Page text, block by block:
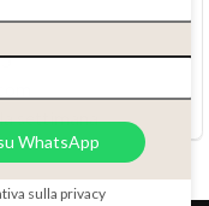
settimana
WhatsApp
sulla privacy